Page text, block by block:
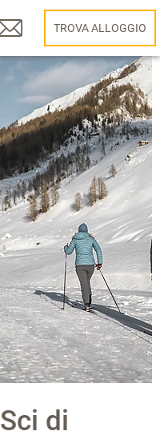
TROVA ALLOGGIO
di